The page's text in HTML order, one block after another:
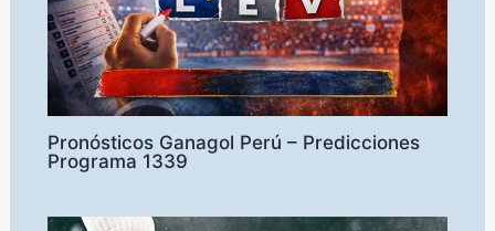
Pronósticos Ganagol Perú – Predicciones
Programa 1339